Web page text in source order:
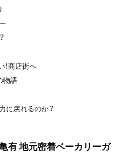
！商店街へ
物語
に戻れるのか？
亀有 地元密着ベーカリーガ